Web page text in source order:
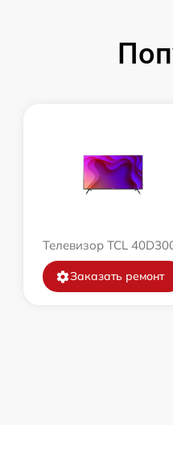
Телевизор TCL
Заказать ремонт